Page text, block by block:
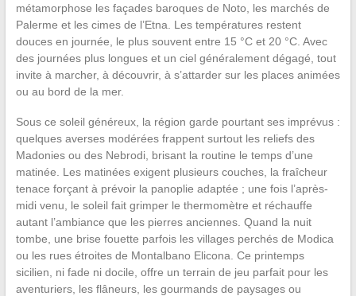
métamorphose les façades baroques de Noto, les marchés de
Palerme et les cimes de l’Etna. Les températures restent
douces en journée, le plus souvent entre 15 °C et 20 °C. Avec
des journées plus longues et un ciel généralement dégagé, tout
invite à marcher, à découvrir, à s’attarder sur les places animées
ou au bord de la mer.
Sous ce soleil généreux, la région garde pourtant ses imprévus :
quelques averses modérées frappent surtout les reliefs des
Madonies ou des Nebrodi, brisant la routine le temps d’une
matinée. Les matinées exigent plusieurs couches, la fraîcheur
tenace forçant à prévoir la panoplie adaptée ; une fois l’après-
midi venu, le soleil fait grimper le thermomètre et réchauffe
autant l’ambiance que les pierres anciennes. Quand la nuit
tombe, une brise fouette parfois les villages perchés de Modica
ou les rues étroites de Montalbano Elicona. Ce printemps
sicilien, ni fade ni docile, offre un terrain de jeu parfait pour les
aventuriers, les flâneurs, les gourmands de paysages ou